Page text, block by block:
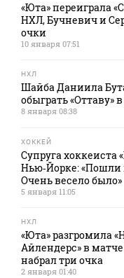
«Юта» переиграла
НХЛ, Бучневич и
очки
10 января 07:51
НХЛ
Шайба Даниила
обыграть «Оттаву»
8 января 08:38
ХОККЕЙ
Супруга хоккеиста
Нью‑Йорке: «Пошли
Очень весело было»
5 января 11:05
НХЛ
«Юта» разгромила
Айлендерс» в
набрал три очка
2 января 01:40